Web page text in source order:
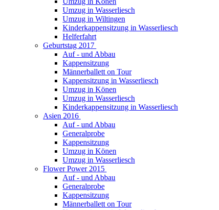
Umzug in Wasserliesch
Umzug in Wiltingen
Kinderkappensitzung in Wasserliesch
Helferfahrt
Geburtstag 2017
Auf - und Abbau
Kappensitzung
Männerballett on Tour
Kappensitzung in Wasserliesch
Umzug in Könen
Umzug in Wasserliesch
Kinderkappensitzung in Wasserliesch
Asien 2016
Auf - und Abbau
Generalprobe
Kappensitzung
Umzug in Könen
Umzug in Wasserliesch
Flower Power 2015
Auf - und Abbau
Generalprobe
Kappensitzung
Männerballett on Tour